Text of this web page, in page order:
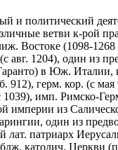
и политический
ветви к-
Востоке (1098-1268
авг. 1204), один из
в Юж. Италии,
912), герм. кор. (с
1039), имп. Римско-
империи из
один из
лат. патриарх
католич. Церкви